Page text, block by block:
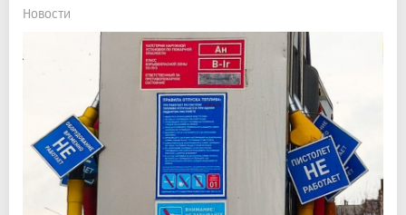
Новости